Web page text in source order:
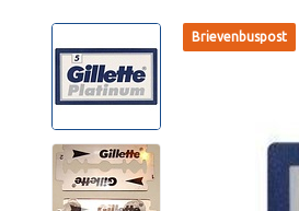
Brievenbuspost